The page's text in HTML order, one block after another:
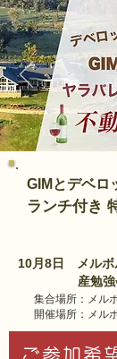
GIMとデベ
ランチ付き
10月8日 メルボ
産勉
集合場所：メル
開催場所：メル
ご参加希